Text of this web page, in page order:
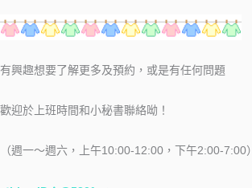
有興趣想要了解更多及預約，或是有任何問題
歡迎於上班時間和小秘書聯絡呦！
（週一～週六，上午10:00-12:00，下午2:00-7:00）